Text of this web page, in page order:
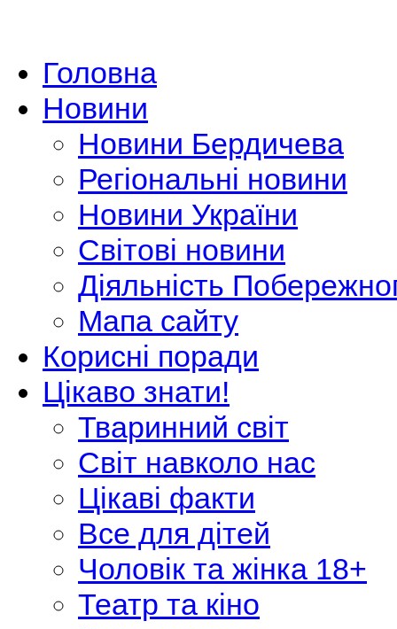
Головна
Новини
Новини Бердичева
Регіональні новини
Новини України
Світові новини
Діяльність
Мапа сайту
Корисні поради
Цікаво знати!
Тваринний світ
Світ навколо нас
Цікаві факти
Все для дітей
Чоловік та жінка 18+
Театр та кіно